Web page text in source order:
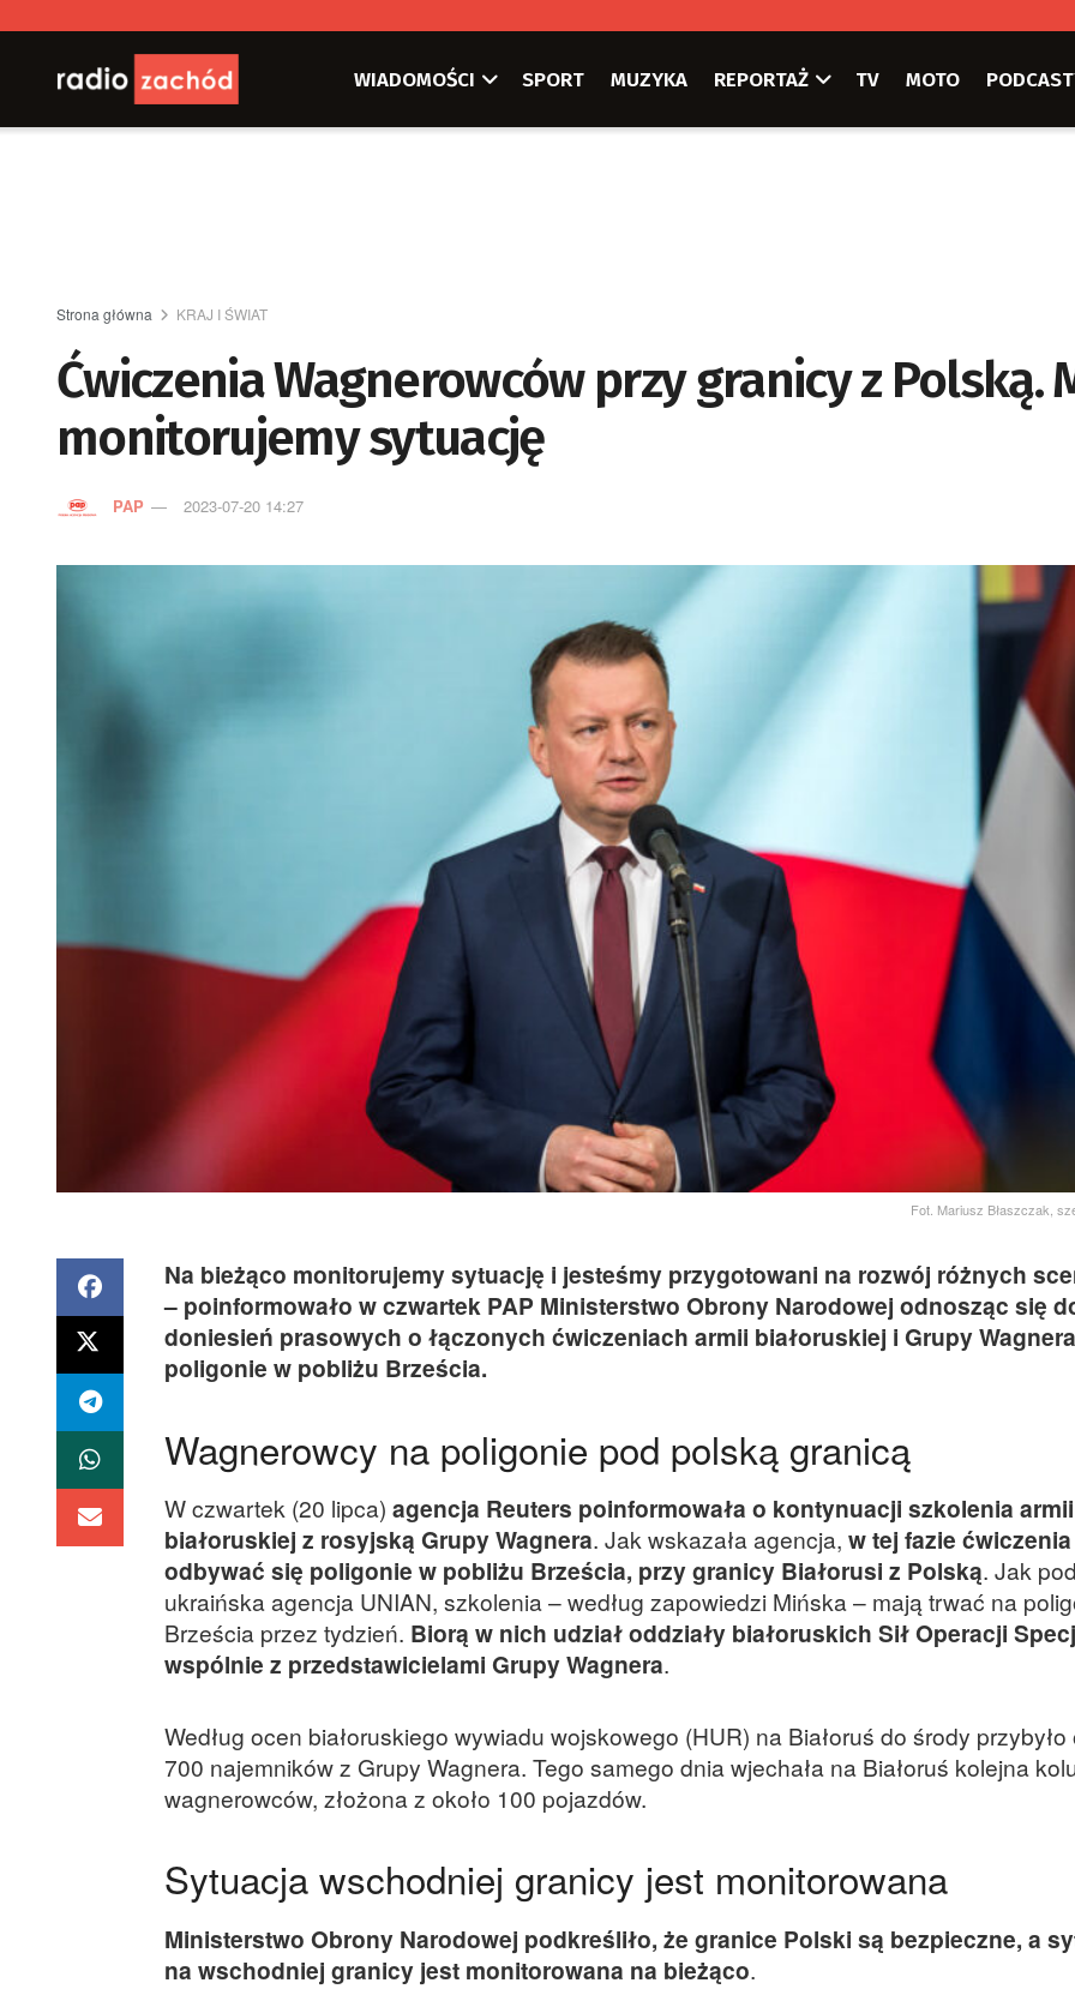
WIADOMOŚCI SPORT MUZYKA REPORTAŻ TV MOTO
Strona główna KRAJ I ŚWIAT
Ćwiczenia Wagnerowców przy granicy z Polską.
monitorujemy sytuację
PAP 2023-07-20 14:27
Fot. Mariusz Błaszczak,
Na bieżąco monitorujemy sytuację i jesteśmy przygotowani na rozwój różnych
– poinformowało w czwartek PAP Ministerstwo Obrony Narodowej odnosząc się
doniesień prasowych o łączonych ćwiczeniach armii białoruskiej i Grupy
poligonie w pobliżu Brześcia.
Wagnerowcy na poligonie pod polską granicą
W czwartek (20 lipca) agencja Reuters poinformowała o kontynuacji szkolenia armii
białoruskiej z rosyjską Grupy Wagnera. Jak wskazała agencja, w tej fazie
odbywać się poligonie w pobliżu Brześcia, przy granicy Białorusi z Polską. Jak
ukraińska agencja UNIAN, szkolenia – według zapowiedzi Mińska – mają trwać na
Brześcia przez tydzień. Biorą w nich udział oddziały białoruskich Sił Operacji
wspólnie z przedstawicielami Grupy Wagnera.
Według ocen białoruskiego wywiadu wojskowego (HUR) na Białoruś do środy przybyło
700 najemników z Grupy Wagnera. Tego samego dnia wjechała na Białoruś kolejna
wagnerowców, złożona z około 100 pojazdów.
Sytuacja wschodniej granicy jest monitorowana
Ministerstwo Obrony Narodowej podkreśliło, że granice Polski są bezpieczne, a
na wschodniej granicy jest monitorowana na bieżąco.